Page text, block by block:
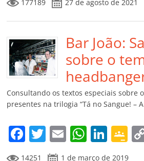
c
e
b
o
o
k
itt
er
ai
l
at
s
A
p
p
k
e
dI
n
o
gl
e
Cl
a
ss
ro
o
m
177189 27 de agosto de 2021
Bar João:
sobre o
Consultando os textos especiais sobre
presentes na trilogia “Tá no Sangue! –
F
a
T
w
E
m
W Li
n
G
o
14251 1 de março de 2019